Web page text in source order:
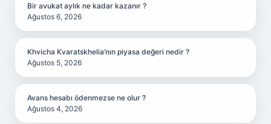
Bir avukat aylık ne kadar kazanır ?
Ağustos 6, 2026
Khvicha Kvaratskhelia’nın piyasa değeri nedir ?
Ağustos 5, 2026
Avans hesabı ödenmezse ne olur ?
Ağustos 4, 2026